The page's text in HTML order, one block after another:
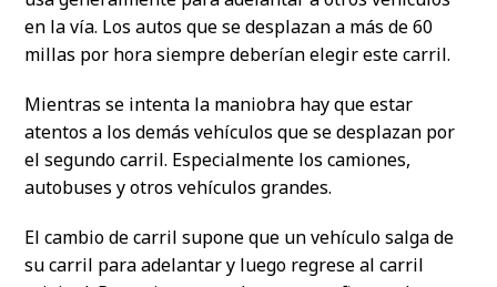
en la vía. Los autos que se desplazan a más de 60
millas por hora siempre deberían elegir este carril.
Mientras se intenta la maniobra hay que estar
atentos a los demás vehículos que se desplazan por
el segundo carril. Especialmente los camiones,
autobuses y otros vehículos grandes.
El cambio de carril supone que un vehículo salga de
su carril para adelantar y luego regrese al carril